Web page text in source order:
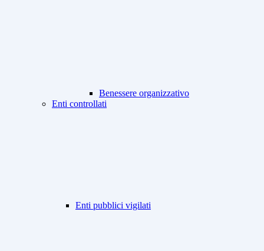
Benessere organizzativo
Enti controllati
Enti pubblici vigilati